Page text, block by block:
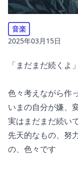
音楽
2025年03月15日
「まだまだ続くよ
色々考えながら作
いまの自分が嫌、
実はまだまだ続い
先天的なもの、努
の、色々です